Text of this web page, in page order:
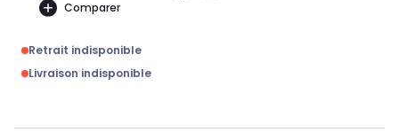
Comparer
Retrait indisponible
Livraison indisponible